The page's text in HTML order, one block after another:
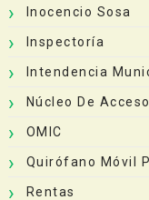
Inocencio Sosa
Inspectoría
Intendencia
Núcleo De
OMIC
Quirófano Móvil
Rentas